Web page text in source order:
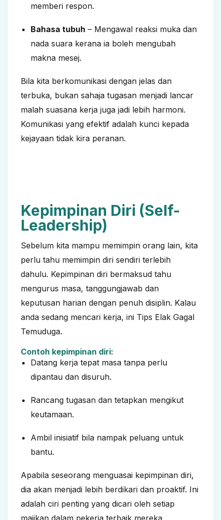
memberi respon.
Bahasa tubuh – Mengawal reaksi muka dan
nada suara kerana ia boleh mengubah
makna mesej.
Bila kita berkomunikasi dengan jelas dan
terbuka, bukan sahaja tugasan menjadi lancar
malah suasana kerja juga jadi lebih harmoni.
Komunikasi yang efektif adalah kunci kepada
kejayaan tidak kira peranan.
Kepimpinan Diri (Self-
Leadership)
Sebelum kita mampu memimpin orang lain, kita
perlu tahu memimpin diri sendiri terlebih
dahulu. Kepimpinan diri bermaksud tahu
mengurus masa, tanggungjawab dan
keputusan harian dengan penuh disiplin. Kalau
anda sedang mencari kerja, ini Tips Elak Gagal
Temuduga.
Contoh kepimpinan diri:
Datang kerja tepat masa tanpa perlu
dipantau dan disuruh.
Rancang tugasan dan tetapkan mengikut
keutamaan.
Ambil inisiatif bila nampak peluang untuk
bantu.
Apabila seseorang menguasai kepimpinan diri,
dia akan menjadi lebih berdikari dan proaktif. Ini
adalah ciri penting yang dicari oleh setiap
majikan dalam pekerja terbaik mereka.